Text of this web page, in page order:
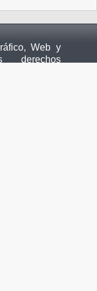
Web y
derechos